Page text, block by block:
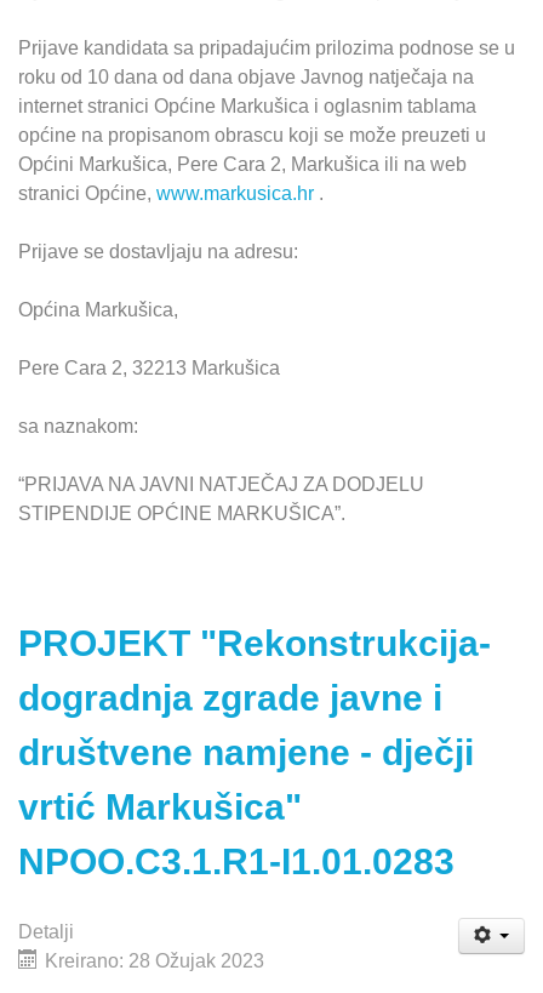
Prijave kandidata sa pripadajućim prilozima podnose se u
roku od 10 dana od dana objave Javnog natječaja na
internet stranici Općine Markušica i oglasnim tablama
općine na propisanom obrascu koji se može preuzeti u
Općini Markušica, Pere Cara 2, Markušica ili na web
stranici Općine, www.markusica.hr .
Prijave se dostavljaju na adresu:
Općina Markušica,
Pere Cara 2, 32213 Markušica
sa naznakom:
“PRIJAVA NA JAVNI NATJEČAJ ZA DODJELU
STIPENDIJE OPĆINE MARKUŠICA”.
PROJEKT "Rekonstrukcija-
dogradnja zgrade javne i
društvene namjene - dječji
vrtić Markušica"
NPOO.C3.1.R1-I1.01.0283
Detalji
Kreirano: 28 Ožujak 2023